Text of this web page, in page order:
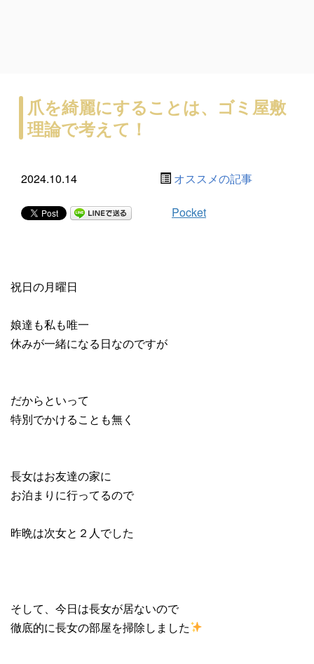
爪を綺麗にすることは、ゴミ屋敷
理論で考えて！
2024.10.14 オススメの記事
Pocket
祝日の月曜日
娘達も私も唯一
休みが一緒になる日なのですが
だからといって
特別でかけることも無く
長女はお友達の家に
お泊まりに行ってるので
昨晩は次女と２人でした
そして、今日は長女が居ないので
徹底的に長女の部屋を掃除しました